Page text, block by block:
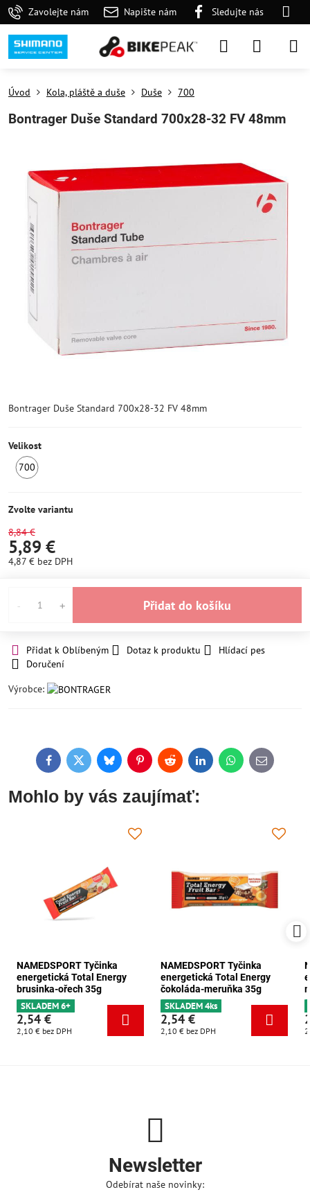
Zavolejte nám Napište nám Sledujte nás
Úvod Kola, pláště a duše Duše 700
Bontrager Duše Standard 700x28-32 FV 48mm
Bontrager Duše Standard 700x28-32 FV 48mm
Velikost
700
Zvolte variantu
8,84 €
5,89 €
4,87 € bez DPH
Přidat do košíku
Přidat k Oblíbeným Dotaz k produktu
Hlídací pes
Doručení
Výrobce:
FacebookTwitterBlueskyPinterestReddit LinkedInWhatsApp
E-
mail
Mohlo by vás zaujímať:
NAMEDSPORT Tyčinka
energetická Total Energy
brusinka-ořech 35g
SKLADEM 6+
2,54 €
2,10 € bez DPH
NAMEDSPORT Tyčinka
energetická Total Energy
čokoláda-meruňka 35g
SKLADEM 4ks
2,54 €
2,10 € bez DPH
Newsletter
Odebírat naše novinky: